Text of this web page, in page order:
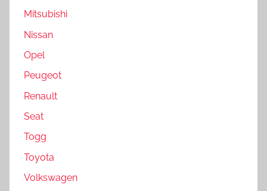
Mitsubishi
Nissan
Opel
Peugeot
Renault
Seat
Togg
Toyota
Volkswagen